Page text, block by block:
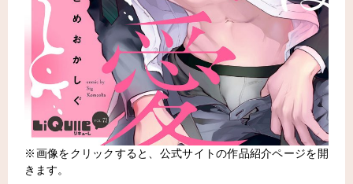
※画像をクリックすると、公式サイトの作品紹介ページを開
きます。